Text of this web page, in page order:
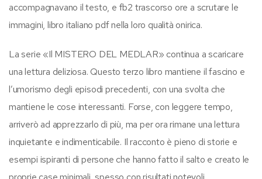
accompagnavano il testo, e fb2 trascorso ore a scrutare le
immagini, libro italiano pdf nella loro qualità onirica.
La serie «Il MISTERO DEL MEDLAR» continua a scaricare
una lettura deliziosa. Questo terzo libro mantiene il fascino e
l’umorismo degli episodi precedenti, con una svolta che
mantiene le cose interessanti. Forse, con leggere tempo,
arriverò ad apprezzarlo di più, ma per ora rimane una lettura
inquietante e indimenticabile. Il racconto è pieno di storie e
esempi ispiranti di persone che hanno fatto il salto e creato le